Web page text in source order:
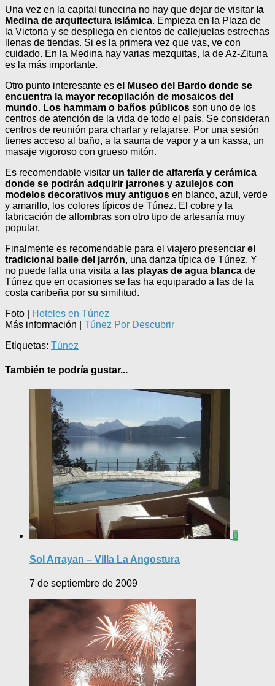
Una vez en la capital tunecina no hay que dejar de visitar la
Medina de arquitectura islámica. Empieza en la Plaza de
la Victoria y se despliega en cientos de callejuelas estrechas
llenas de tiendas. Si es la primera vez que vas, ve con
cuidado. En la Medina hay varias mezquitas, la de Az-Zituna
es la más importante.
Otro punto interesante es el Museo del Bardo donde se
encuentra la mayor recopilación de mosaicos del
mundo. Los hammam o baños públicos son uno de los
centros de atención de la vida de todo el país. Se consideran
centros de reunión para charlar y relajarse. Por una sesión
tienes acceso al baño, a la sauna de vapor y a un kassa, un
masaje vigoroso con grueso mitón.
Es recomendable visitar un taller de alfarería y cerámica
donde se podrán adquirir jarrones y azulejos con
modelos decorativos muy antiguos en blanco, azul, verde
y amarillo, los colores típicos de Túnez. El cobre y la
fabricación de alfombras son otro tipo de artesanía muy
popular.
Finalmente es recomendable para el viajero presenciar el
tradicional baile del jarrón, una danza típica de Túnez. Y
no puede falta una visita a las playas de agua blanca de
Túnez que en ocasiones se las ha equiparado a las de la
costa caribeña por su similitud.
Foto |
Hoteles en Túnez
Más información | Túnez Por Descubrir
Etiquetas: Túnez
También te podría gustar...
0
Sol Arrayan – Villa La Angostura
7 de septiembre de 2009